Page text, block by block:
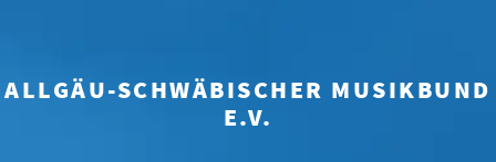
ALLGÄU-SCHWÄBISCHER MUSIKBUND
E.V.